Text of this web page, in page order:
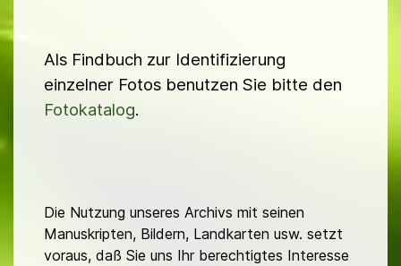
Als Findbuch zur Identifizierung
einzelner Fotos benutzen Sie bitte den
Fotokatalog.
Die Nutzung unseres Archivs mit seinen
Manuskripten, Bildern, Landkarten usw. setzt
voraus, daß Sie uns Ihr berechtigtes Interesse